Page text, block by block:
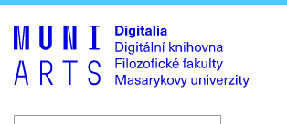
to
main
content